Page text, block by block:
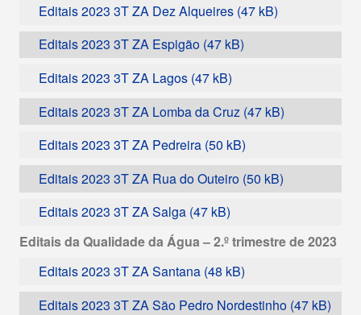
Editais 2023 3T ZA Dez Alqueires
Editais 2023 3T ZA Espigão
Editais 2023 3T ZA Lagos
Editais 2023 3T ZA Lomba da Cruz
Editais 2023 3T ZA Pedreira
Editais 2023 3T ZA Rua do Outeiro
Editais 2023 3T ZA Salga
Editais da Qualidade da Água – 2.º trimestre de 2023
Editais 2023 3T ZA Santana
Editais 2023 3T ZA São Pedro Nordestinho